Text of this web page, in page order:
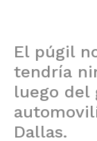
El púgil
tendría
luego del
Dallas.